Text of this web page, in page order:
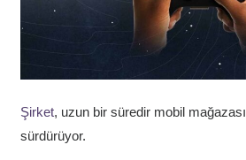
Şirket, uzun bir süredir mobil mağazası
sürdürüyor.